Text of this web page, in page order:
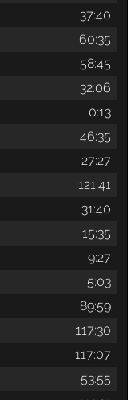
37:40
60:35
58:45
32:06
0:13
46:35
27:27
121:41
31:40
15:35
9:27
5:03
89:59
117:30
117:07
53:55